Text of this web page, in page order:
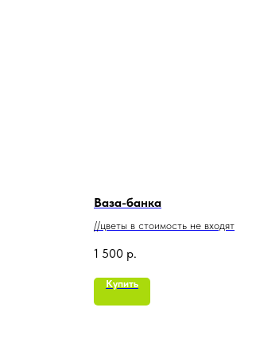
Ваза-банка
//цветы в стоимость не входят
1 500 р.
Купить